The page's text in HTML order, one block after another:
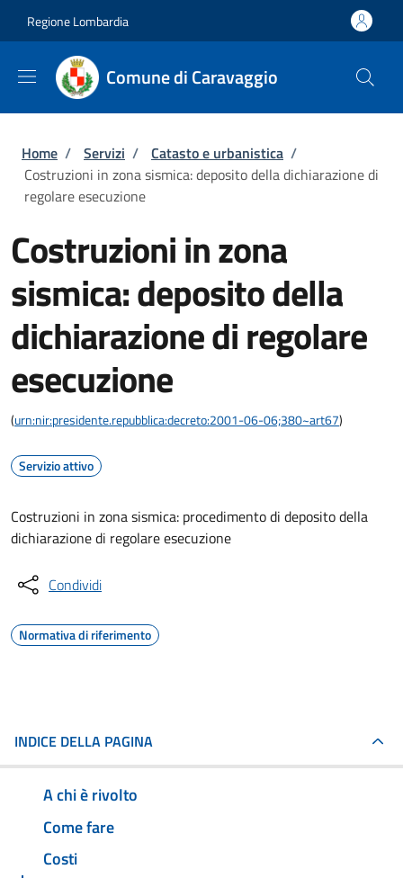
Regione Lombardia
Comune di Caravaggio
Briciole di pane
Home / Servizi / Catasto e urbanistica /
Costruzioni in zona sismica: deposito della dichiarazione di
regolare esecuzione
Costruzioni in zona
sismica: deposito della
dichiarazione di regolare
esecuzione
(urn:nir:presidente.repubblica:decreto:2001-06-06;380~art67)
Servizio attivo
Costruzioni in zona sismica: procedimento di deposito della
dichiarazione di regolare esecuzione
Condividi
Normativa di riferimento
INDICE DELLA PAGINA
A chi è rivolto
Come fare
Costi